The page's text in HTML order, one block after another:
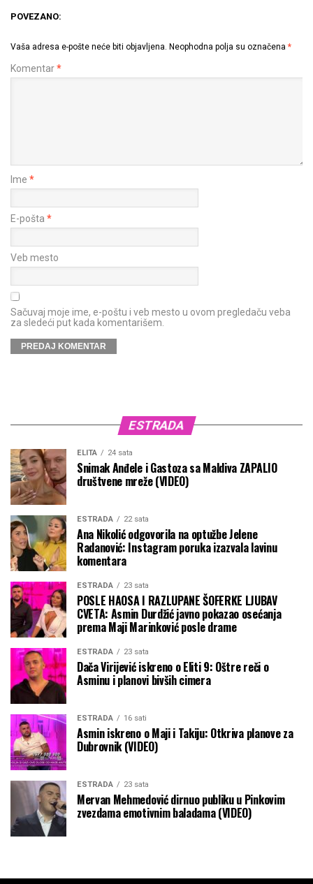
POVEZANO:
Vaša adresa e-pošte neće biti objavljena. Neophodna polja su označena *
Komentar*
Ime *
E-pošta *
Veb mesto
Sačuvaj moje ime, e-poštu i veb mesto u ovom pregledaču veba
za sledeći put kada komentarišem.
ESTRADA
ELITA 24 sata
Snimak Anđele i Gastoza sa Maldiva ZAPALIO
društvene mreže (VIDEO)
ESTRADA 22 sata
Ana Nikolić odgovorila na optužbe Jelene
Radanović: Instagram poruka izazvala lavinu
komentara
ESTRADA 23 sata
POSLE HAOSA I RAZLUPANE ŠOFERKE LJUBAV
CVETA: Asmin Durdžić javno pokazao osećanja
prema Maji Marinković posle drame
ESTRADA 23 sata
Dača Virijević iskreno o Eliti 9: Oštre reči o
Asminu i planovi bivših cimera
ESTRADA 16 sati
Asmin iskreno o Maji i Takiju: Otkriva planove za
Dubrovnik (VIDEO)
ESTRADA 23 sata
Mervan Mehmedović dirnuo publiku u Pinkovim
zvezdama emotivnim baladama (VIDEO)